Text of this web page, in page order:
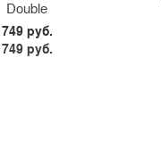
Double
749 руб.
749 руб.